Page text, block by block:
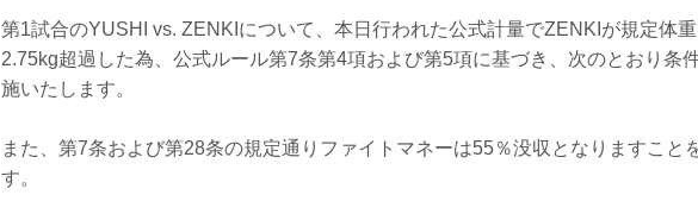
第1試合のYUSHI vs. ZENKIについて、本日行われた公式計量でZENKIが規定体
2.75kg超過した為、公式ルール第7条第4項および第5項に基づき、次のとおり条
施いたします。
また、第7条および第28条の規定通りファイトマネーは55％没収となりますこと
す。